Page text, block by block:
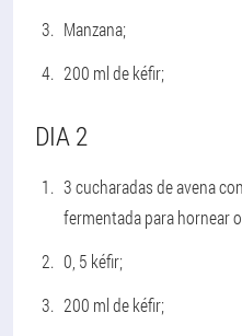
Manzana;
200 ml de kéfir;
DIA 2
3 cucharadas de avena
fermentada para hornear
0, 5 kéfir;
200 ml de kéfir;